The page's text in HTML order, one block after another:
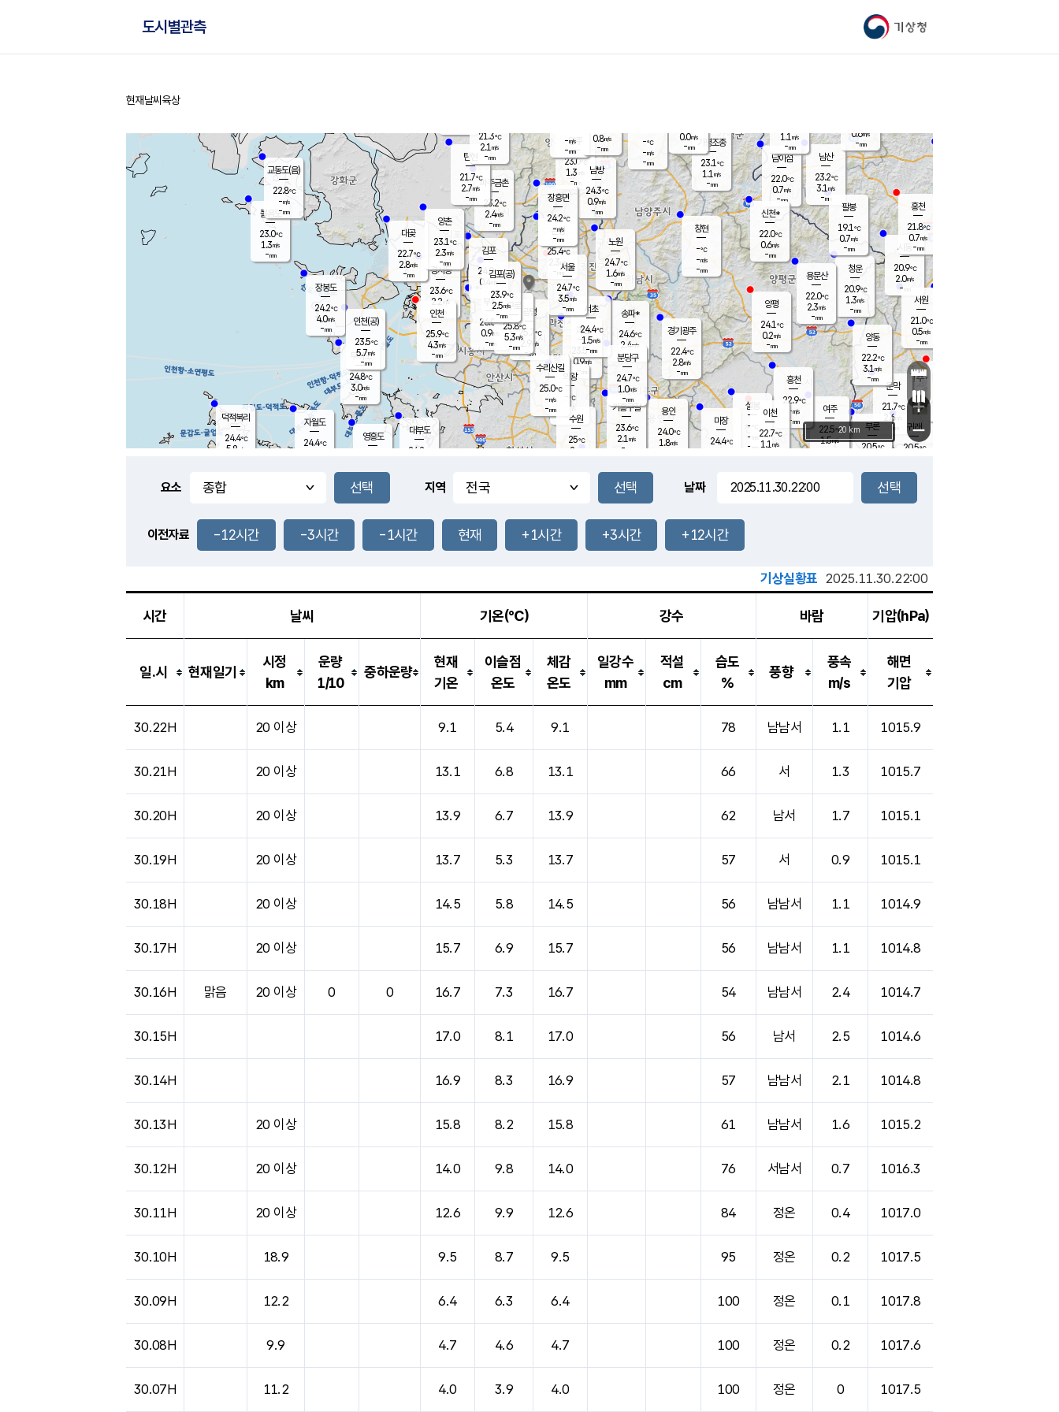
기상청
도시별관측
홈
현재날씨 육상
풍도
3.1m/s
문막
21.7℃
2.6m/s
mm
남이섬
22.0℃
0.7m/s
-mm
무의도
24.8℃
3.0m/s
-mm
영흥도
볼음도
23.0℃
1.3m/s
-mm
자월도
24.4℃
양주
23.0℃
1.3
-mm
부론
20.5℃
과천
23.5℃
0.9m/s
- mm
남산
23.2℃
3.1 m/s
-mm
장봉도
24.2℃
4.0m/s
-mm
-mm
청운
20.9℃
1.3m/s
-mm
팔봉
19.1℃
0.7m/s
-mm
-mm
용인
24.0℃
1.8m/s
여주
22.5℃
1.5m/s
양동
22.2℃
3.1m/s
-mm
경기광주
22.4℃
2.8m/s
-mm
장호원
1.1 m/s
-mm
23.6
℃
대부도
24.2
-
경서동
23.6℃
2.2 m/s
-mm
파주금촌
23.2℃
2.4m/s
-mm
가평조종
23.1℃
1.1 m/s
-mm
-℃
-m/s
-mm
대곶
22.7℃
2.8m/s
-mm
신천*
22.0℃
0.6m/s
-mm
창현
-℃
-m/s
-mm
탄현
21.7℃
2.7m/s
-mm
0.0m/s
-mm
24.3℃
0.2m/s
-mm
흥천
22.9℃
-m/s
-mm
마장
24.4℃
의왕
- ℃
m/s
mm
김포
24.0℃
0.4 m/s
mm
설봉
-
-m/s
- mm
광명
25.7 ℃
2.9 m/s
-mm
부천
26.0℃
0.9m/s
-mm
-mm
양촌
23.1℃
2.3m/s
-mm
구로
25.8℃
5.3m/s
-mm
은평
25.4℃
2.3 m/s
- mm
노원
24.7℃
1.6m/s
-mm
송파*
24.6℃
2.4m/s
-mm
서초
24.4℃
1.5m/s
-mm
남방
24.3℃
0.9m/s
-mm
기흥구갈
23.6℃
2.1 m/s
-
수리산길
25.0℃
-m/s
-mm
분당구
24.7℃
1.0m/s
-mm
장흥면
24.2℃
-m/s
-mm
-m/s
-mm
시동
20.9℃
2.0m/s
- mm
귀래
20.5℃
서원
21.0℃
0.5m/s
-mm
용문산
22.0℃
2.3m/s
-mm
덕적북리
24.4℃
5.8 m/s
인천(공)
23.5℃
5.7m/s
-mm
김포(공)
23.9℃
2.5m/s
-mm
교동도(음)
22.8℃
-m/s
-mm
홍천
21.8℃
0.7m/s
-mm
이천
22.7℃
1.1 m/s
양평
24.1℃
0.2m/s
-mm
수원
25℃
2 m/s
인천
25.9℃
4.3m/s
-mm
서울
24.7℃
3.5m/s
-mm
0.6m/s
-mm
21.3℃
2.1 m/s
-mm
0.8m/s
-mm
+
−
20 km
요소 지역 날짜
이전자료 -12시간 -3시간 -1시간 현재 +1시간 +3시간 +12시간
기상실황표 2025.11.30.22:00
시간 날씨 기온(℃) 강수 바람 기압(hPa)
일.시 현재일기
시정
km
운량
1/10
중하운량
현재
기온
이슬점
온도
체감
온도
일강수
mm
적설
cm
습도
%
풍향
풍속
m/s
해면
기압
30.22H 20 이상 9.1 5.4 9.1 78 남남서 1.1 1015.9
30.21H 20 이상 13.1 6.8 13.1 66 서 1.3 1015.7
30.20H 20 이상 13.9 6.7 13.9 62 남서 1.7 1015.1
30.19H 20 이상 13.7 5.3 13.7 57 서 0.9 1015.1
30.18H 20 이상 14.5 5.8 14.5 56 남남서 1.1 1014.9
30.17H 20 이상 15.7 6.9 15.7 56 남남서 1.1 1014.8
30.16H 맑음 20 이상 0 0 16.7 7.3 16.7 54 남남서 2.4 1014.7
30.15H 17.0 8.1 17.0 56 남서 2.5 1014.6
30.14H 16.9 8.3 16.9 57 남남서 2.1 1014.8
30.13H 20 이상 15.8 8.2 15.8 61 남남서 1.6 1015.2
30.12H 20 이상 14.0 9.8 14.0 76 서남서 0.7 1016.3
30.11H 20 이상 12.6 9.9 12.6 84 정온 0.4 1017.0
30.10H 18.9 9.5 8.7 9.5 95 정온 0.2 1017.5
30.09H 12.2 6.4 6.3 6.4 100 정온 0.1 1017.8
30.08H 9.9 4.7 4.6 4.7 100 정온 0.2 1017.6
30.07H 11.2 4.0 3.9 4.0 100 정온 0 1017.5